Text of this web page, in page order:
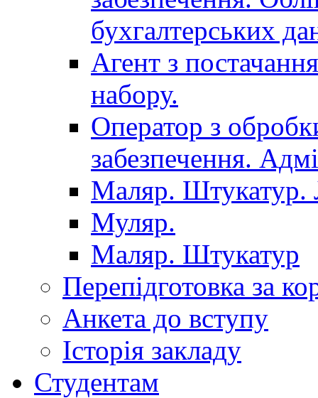
бухгалтерських
Агент з
набору.
Оператор з
забезпечення.
Маляр. Штукатур.
Муляр.
Маляр. Штукатур
Перепідготовка за
Анкета до вступу
Історія закладу
Студентам